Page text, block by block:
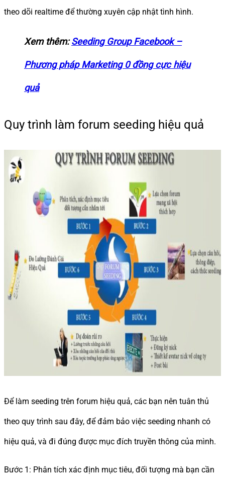
theo dõi realtime để thường xuyên cập nhật tình hình.
Xem thêm:Seeding Group Facebook –
Phương pháp Marketing 0 đồng cực hiệu
quả
Quy trình làm forum seeding hiệu quả
Để làm seeding trên forum hiệu quả, các bạn nên tuân thủ
theo quy trình sau đây, để đảm bảo việc seeding nhanh có
hiệu quả, và đi đúng được mục đích truyền thông của mình.
Bước 1: Phân tích xác định mục tiêu, đối tượng mà bạn cần